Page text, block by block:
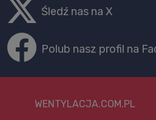
Śledź nas na X
Polub nasz profil na
WENTYLACJA.COM.PL